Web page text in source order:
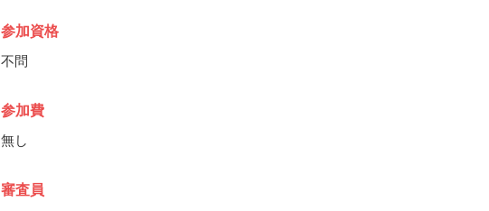
参加資格
不問
参加費
無し
審査員